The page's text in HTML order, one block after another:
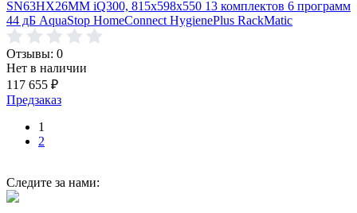
SN63HX26MM iQ300, 815x598x550 13 комплектов 6 программ
44 дБ AquaStop HomeConnect HygienePlus RackMatic
Отзывы: 0
Нет в наличии
117 655 ₽
Предзаказ
1
2
Следите за нами: